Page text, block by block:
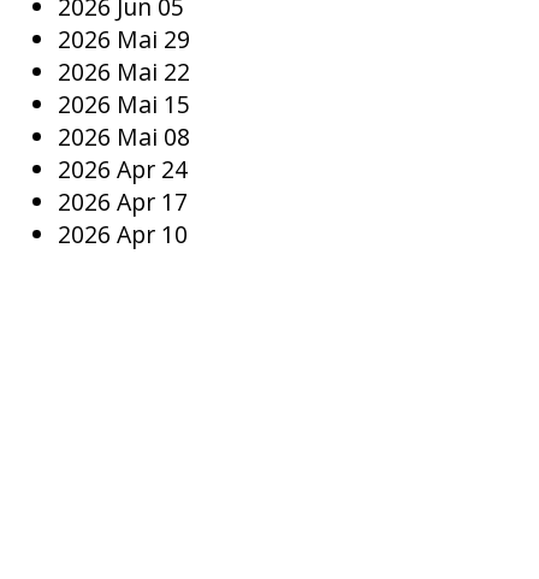
2026 Jun 05
2026 Mai 29
2026 Mai 22
2026 Mai 15
2026 Mai 08
2026 Apr 24
2026 Apr 17
2026 Apr 10